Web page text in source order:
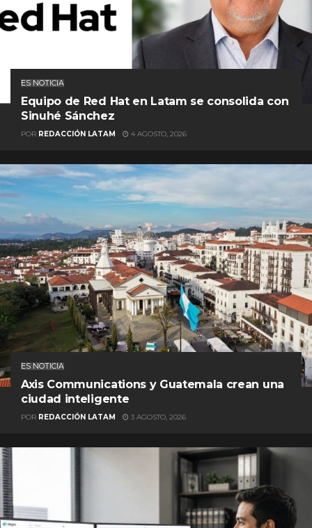
ES NOTICIA
Equipo de Red Hat en Latam se consolida con
Sinuhé Sánchez
POR REDACCIÓN LATAM 4 AGOSTO, 2026
ES NOTICIA
Axis Communications y Guatemala crean una
ciudad inteligente
POR REDACCIÓN LATAM 3 AGOSTO, 2026